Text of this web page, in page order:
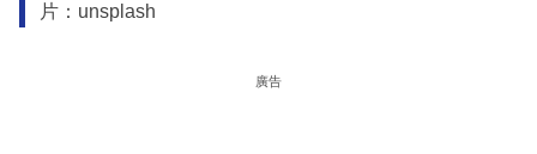
片：unsplash
廣告